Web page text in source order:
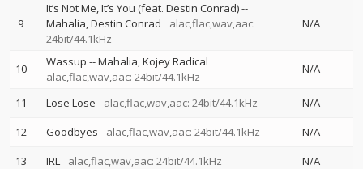
9
It’s Not Me, It’s You (feat. Destin Conrad)--
Mahalia Destin Conrad
alac,flac,wav,aac:
24bit/44.1kHz
N/A
10 Wassup --Mahalia Kojey Radical
alac,flac,wav,aac: 24bit/44.1kHz
N/A
11 Lose Lose alac,flac,wav,aac: 24bit/44.1kHz
N/A
12
Goodbyes alac,flac,wav,aac: 24bit/44.1kHz
N/A
13
IRL alac,flac,wav,aac: 24bit/44.1kHz N/A